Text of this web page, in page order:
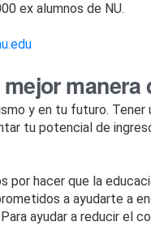
ex alumnos de NU.
y en tu futuro.
tu potencial de
por hacer que la
a ayudarte a
ayudar a reducir el